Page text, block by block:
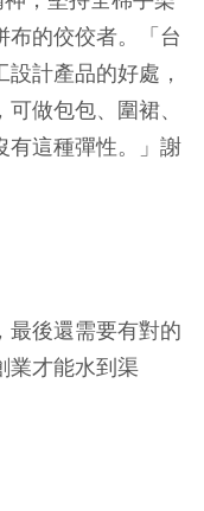
布的佼佼者。「台
計產品的好處，
做包包、圍裙、
有這種彈性。」謝
最後還需要有對的
業才能水到渠